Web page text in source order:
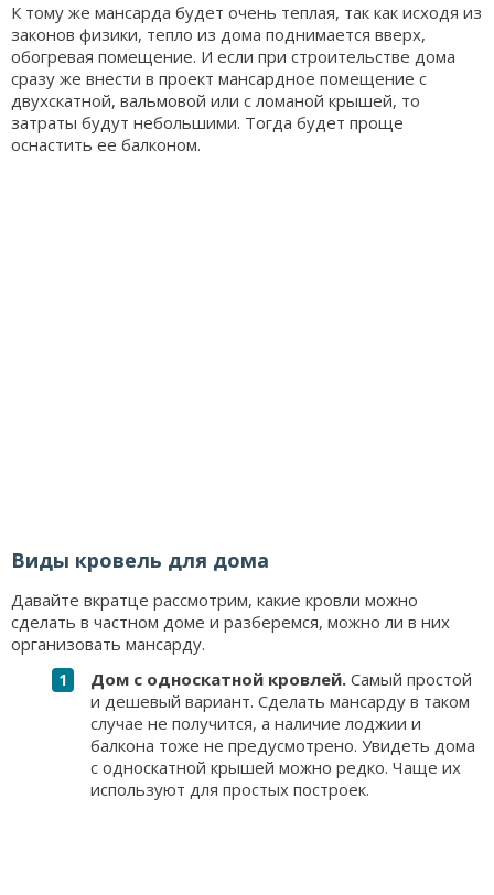
К тому же мансарда будет очень теплая, так как исходя из
законов физики, тепло из дома поднимается вверх,
обогревая помещение. И если при строительстве дома
сразу же внести в проект мансардное помещение с
двухскатной, вальмовой или с ломаной крышей, то
затраты будут небольшими. Тогда будет проще
оснастить ее балконом.
Виды кровель для дома
Давайте вкратце рассмотрим, какие кровли можно
сделать в частном доме и разберемся, можно ли в них
организовать мансарду.
Дом с односкатной кровлей. Самый простой
и дешевый вариант. Сделать мансарду в таком
случае не получится, а наличие лоджии и
балкона тоже не предусмотрено. Увидеть дома
с односкатной крышей можно редко. Чаще их
используют для простых построек.